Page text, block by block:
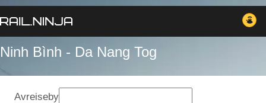
Ninh Bình - Da Nang Tog
Avreiseby